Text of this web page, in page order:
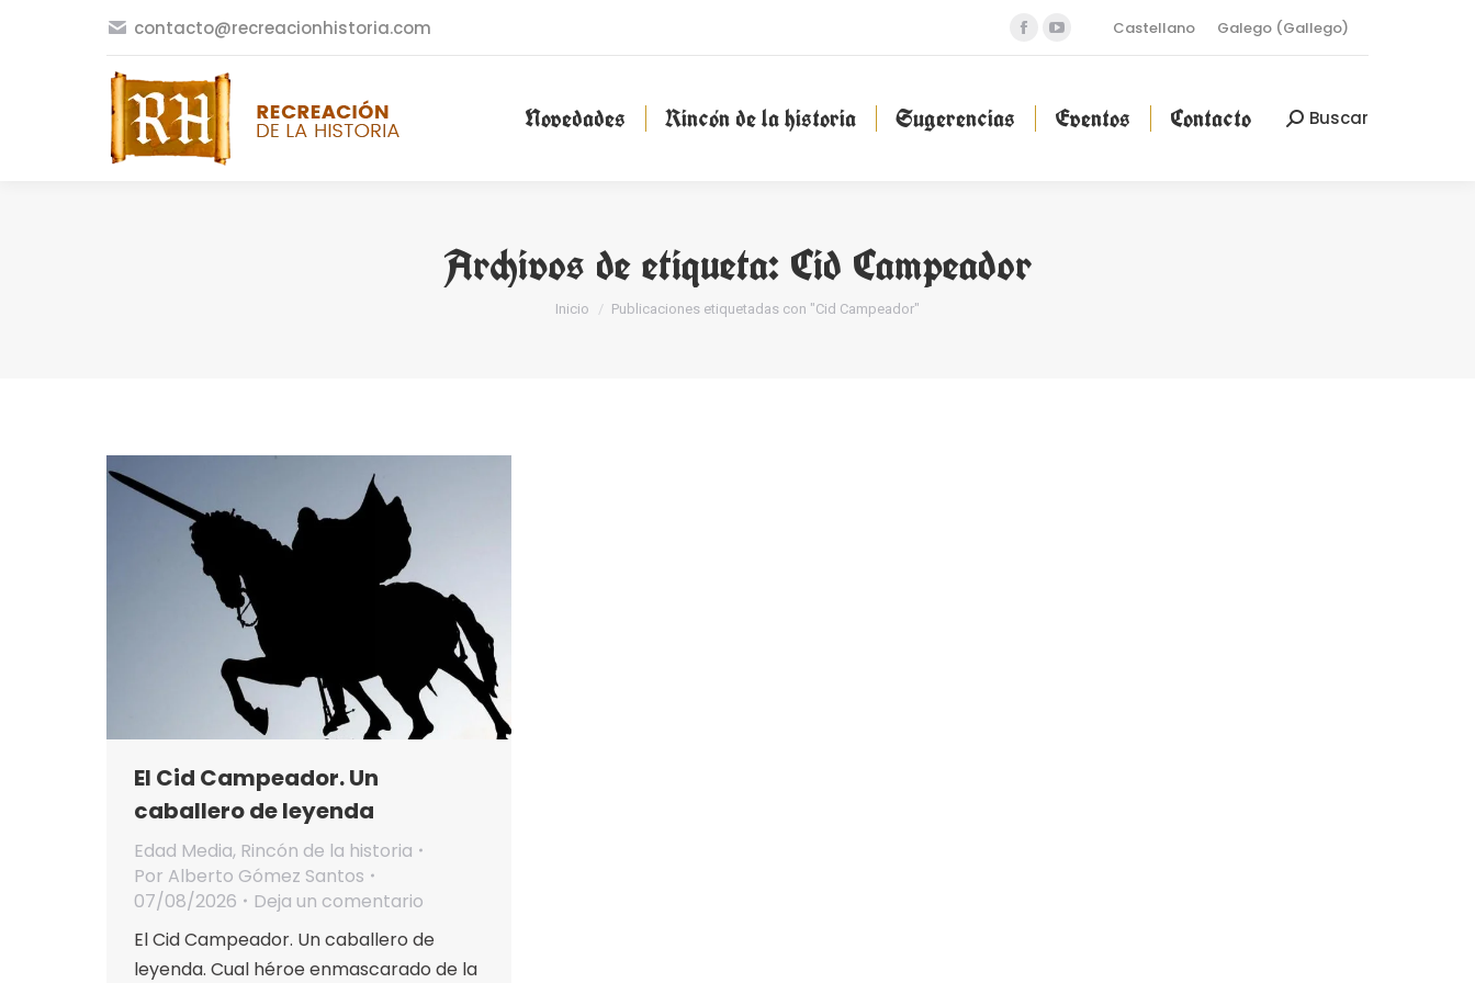
contacto@recreacionhistoria.com
Facebook
in
YouTube
in
Castellano Galego (Gallego)
Novedades Rincón de la historia Sugerencias Eventos Contacto Buscar:
Buscar
Archivos de etiqueta: Cid Campeador
Estás aquí:
Inicio Publicaciones etiquetadas con "Cid Campeador"
El Cid Campeador. Un
caballero de leyenda
Edad Media, Rincón de la historia
Por Alberto Gómez Santos
07/08/2026
Deja un comentario
El Cid Campeador. Un caballero de
leyenda. Cual héroe enmascarado de la
Novedades Rincón de la historia Sugerencias Eventos Contacto Buscar